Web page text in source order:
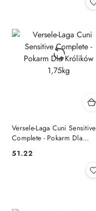
Versele-Laga Cuni Sensitive
Complete - Pokarm Dla
Cena:
51.22